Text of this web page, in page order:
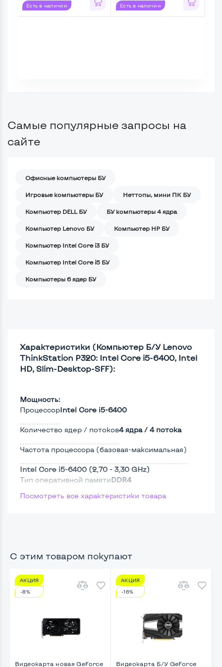
Есть в наличии Есть в наличии
Самые популярные запросы на
сайте
Офисные компьютеры БУ
Игровые компьютеры БУ Неттопы, мини ПК БУ
Компьютер DELL БУ БУ компьютеры 4 ядра
Компьютер Lenovo БУ Компьютер HP БУ
Компьютер Intel Core i3 БУ
Компьютер Intel Core i5 БУ
Компьютеры 6 ядер БУ
Характеристики (Компьютер Б/У Lenovo
ThinkStation P320: Intel Core i5-6400, Intel
HD, Slim-Desktop-SFF):
Мощность:
ПроцессорIntel Core i5-6400
Количество ядер / потоков4 ядра / 4 потока
Частота процессора (базовая-максимальная)
Intel Core i5-6400 (2,70 - 3,30 GHz)
Тип оперативной памятиDDR4
Тип накопителяSSD 2,5"
Возможности видеокарты:
Тип видеокарты
Встроенный
Видеопроцессор системного блокаIntel HD
Размер видеопамяти, Гб Динамический
Посмотреть все характеристики товара
С этим товаром покупают
АКЦИЯ
-8%
Видеокарта новая GeForce
АКЦИЯ
-16%
Видеокарта Б/У GeForce